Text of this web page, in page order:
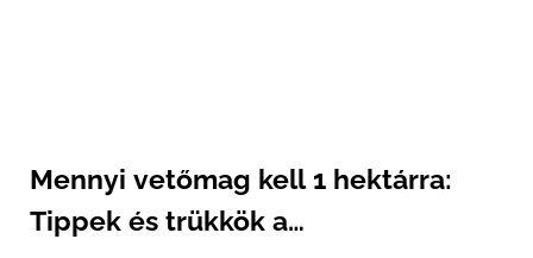
Mennyi vetőmag kell 1 hektárra:
Tippek és trükkök a